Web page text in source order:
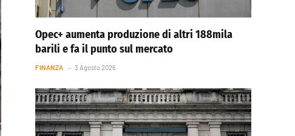
Opec+ aumenta produzione di altri 188mila
barili e fa il punto sul mercato
FINANZA 3 Agosto 2026